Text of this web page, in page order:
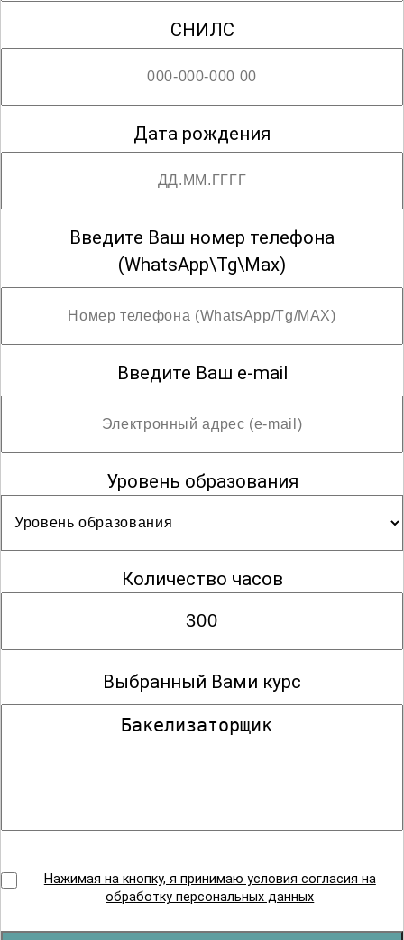
СНИЛС
Дата рождения
Введите Ваш номер телефона
(WhatsApp\Tg\Max)
Введите Ваш e-mail
Уровень образования
Количество часов
Выбранный Вами курс
Нажимая на кнопку, я принимаю условия согласия на
обработку персональных данных